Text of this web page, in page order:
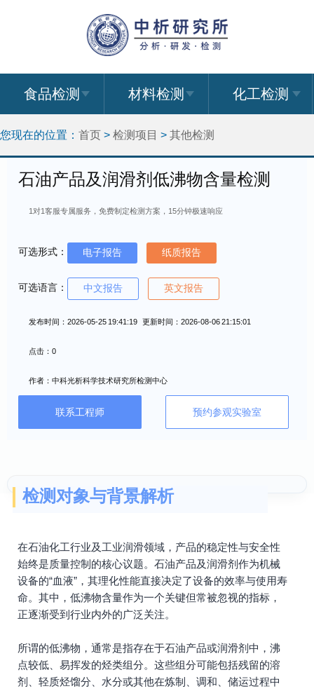
食品检测 材料检测 化工检测
您现在的位置： 首页 > 检测项目 > 其他检测
石油产品及润滑剂低沸物含量检测
1对1客服专属服务，免费制定检测方案，15分钟极速响应
可选形式： 电子报告 纸质报告
可选语言： 中文报告 英文报告
发布时间：2026-05-25 19:41:19 更新时间：2026-08-06 21:15:01
点击：0
作者：中科光析科学技术研究所检测中心
联系工程师 预约参观实验室
检测对象与背景解析
在石油化工行业及工业润滑领域，产品的稳定性与安全性
始终是质量控制的核心议题。石油产品及润滑剂作为机械
设备的“血液”，其理化性能直接决定了设备的效率与使用寿
命。其中，低沸物含量作为一个关键但常被忽视的指标，
正逐渐受到行业内外的广泛关注。
所谓的低沸物，通常是指存在于石油产品或润滑剂中，沸
点较低、易挥发的烃类组分。这些组分可能包括残留的溶
剂、轻质烃馏分、水分或其他在炼制、调和、储运过程中